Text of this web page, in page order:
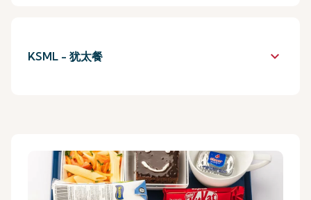
KSML - 犹太餐 keyboard_arrow_down